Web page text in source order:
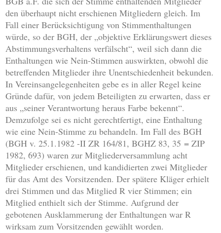
den überhaupt nicht erschienen Mitgliedern gleich. Im
Fall einer Berücksichtigung von Stimmenthaltungen
würde, so der BGH, der „objektive Erklärungswert dieses
Abstimmungsverhaltens verfälscht“, weil sich dann die
Enthaltungen wie Nein-Stimmen auswirkten, obwohl die
betreffenden Mitglieder ihre Unentschiedenheit bekunden.
In Vereinsangelegenheiten gebe es in aller Regel keine
Gründe dafür, von jedem Beteiligten zu erwarten, dass er
aus „seiner Verantwortung heraus Farbe bekennt“.
Demzufolge sei es nicht gerechtfertigt, eine Enthaltung
wie eine Nein-Stimme zu behandeln. Im Fall des BGH
(BGH v. 25.1.1982 -II ZR 164/81, BGHZ 83, 35 = ZIP
1982, 693) waren zur Mitgliederversammlung acht
Mitglieder erschienen, und kandidierten zwei Mitglieder
für das Amt des Vorsitzenden. Der spätere Kläger erhielt
drei Stimmen und das Mitglied R vier Stimmen; ein
Mitglied enthielt sich der Stimme. Aufgrund der
gebotenen Ausklammerung der Enthaltungen war R
wirksam zum Vorsitzenden gewählt worden.